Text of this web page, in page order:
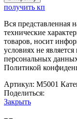
Комплект
двухместного
стола
со
стульями
для
детских
автоклассов
получить кп
Вся представленная
технические
товаров, носит
условиях не
персональных
Политикой
Артикул: М5001
Поделиться:
Закрыть